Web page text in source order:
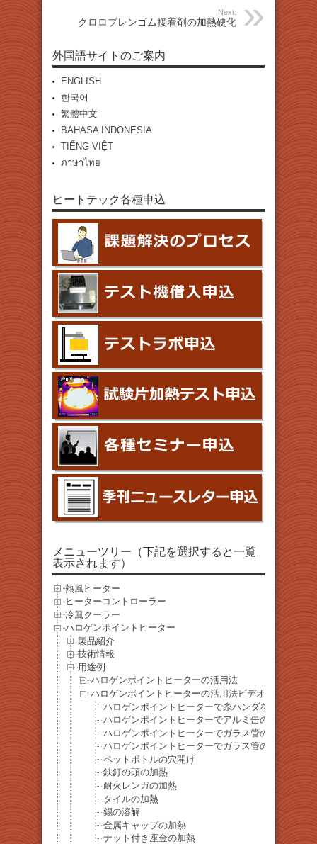
Next:
クロロブレンゴム接着剤の加熱硬化
外国語サイトのご案内
ENGLISH
한국어
繁體中文
BAHASA INDONESIA
TIẾNG VIỆT
ภาษาไทย
ヒートテック各種申込
メニューツリー（下記を選択すると一覧
表示されます）
熱風ヒーター
ヒーターコントローラー
冷風クーラー
ハロゲンポイントヒーター
製品紹介
技術情報
用途例
ハロゲンポイントヒーターの活用法
ハロゲンポイントヒーターの活用法ビデオ
ハロゲンポイントヒーターで糸ハンダを溶かす
ハロゲンポイントヒーターでアルミ缶の加熱
ハロゲンポイントヒーターでガラス管の中のステ
ハロゲンポイントヒーターでガラス管の中のアル
ペットボトルの穴開け
鉄釘の頭の加熱
耐火レンガの加熱
タイルの加熱
錫の溶解
金属キャップの加熱
ナット付き座金の加熱